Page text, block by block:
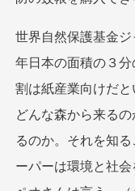
世界自然保護基金
年日本の面積の３
割は紙産業向けだ
どんな森から来る
るのか。それを知
ーパーは環境と社